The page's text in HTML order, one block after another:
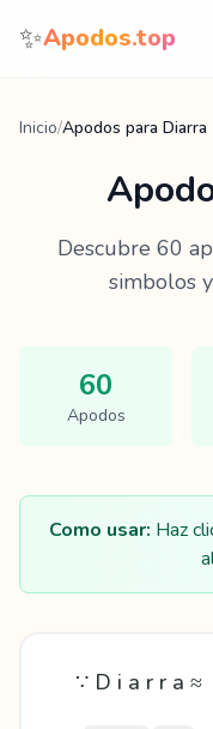
Saltar al contenido
✨Apodos.top
Inicio/Apodos para Diarra
Descubre 60
simbolos
60
Apodos
Como usar: Haz
∵ D i a r r a ≈